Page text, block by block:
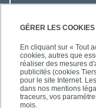
GÉRER LES COOKIES
En cliquant sur « Tout
cookies, autres que
réaliser des mesures
publicités (cookies
pour le site Internet.
dans nos mentions
traceurs, vos
mois.
RESSOURCES
SUIVEZ-NOUS